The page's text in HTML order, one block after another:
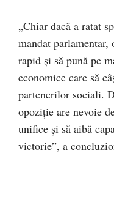
„Chiar dacă a ratat
mandat parlamentar,
rapid și să pună pe
economice care să
partenerilor sociali.
opoziție are nevoie
unifice și să aibă
victorie”, a